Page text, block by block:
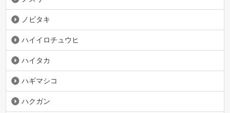
ノビタキ
ハイイロチュウヒ
ハイタカ
ハギマシコ
ハクガン